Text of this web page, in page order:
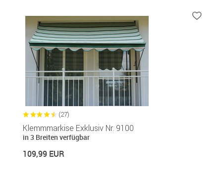
(27)
Klemmmarkise Exklusiv Nr. 9100
in 3 Breiten verfügbar
109,99 EUR